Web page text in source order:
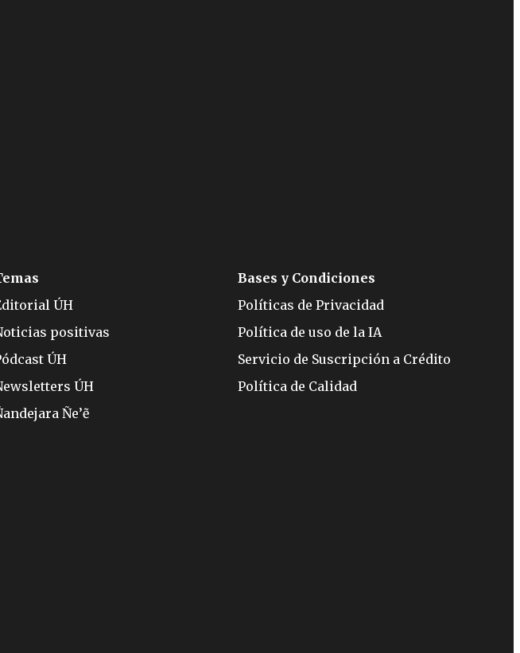
ÚH
positivas
ÚH
ÚH
Ñe’ẽ
Bases y Condiciones
Políticas de Privacidad
Política de uso de la IA
Servicio de Suscripción a Crédito
Política de Calidad